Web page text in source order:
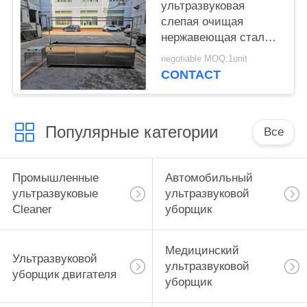
ультразвуковая
слепая очищая
нержавеющая сталь
304 машины 40khz с
полоща танком/
negotiable MOQ:1unit
CONTACT
Популярные категории Все
Промышленные
ультразвуковые
Cleaner
Автомобильный
ультразвуковой
уборщик
Ультразвуковой
уборщик двигателя
Медицинский
ультразвуковой
уборщик